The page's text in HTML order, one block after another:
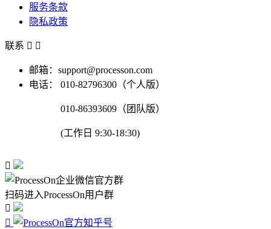
服务条款
隐私政策
联系  
邮箱：support@processon.com
电话：
010-82796300（个人版）
010-86393609（团队版）
(工作日 9:30-18:30)

扫码进入ProcessOn用户群

